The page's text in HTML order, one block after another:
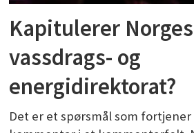
Kapitulerer Norges
vassdrags- og
energidirektorat?
Det er et spørsmål som